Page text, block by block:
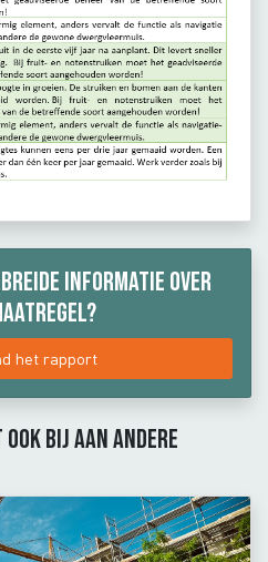
informatie over
het rapport
bij aan andere